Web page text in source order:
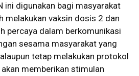
ini digunakan bagi masyarakat
melakukan vaksin dosis 2 dan
percaya dalam berkomunikasi
sesama masyarakat yang
tetap melakukan protokol
memberikan stimulan